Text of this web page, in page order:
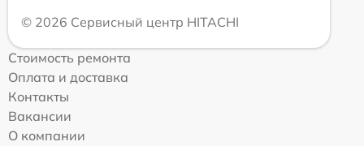
© 2026 Сервисный центр HITACHI
Стоимость ремонта
Оплата и доставка
Контакты
Вакансии
О компании